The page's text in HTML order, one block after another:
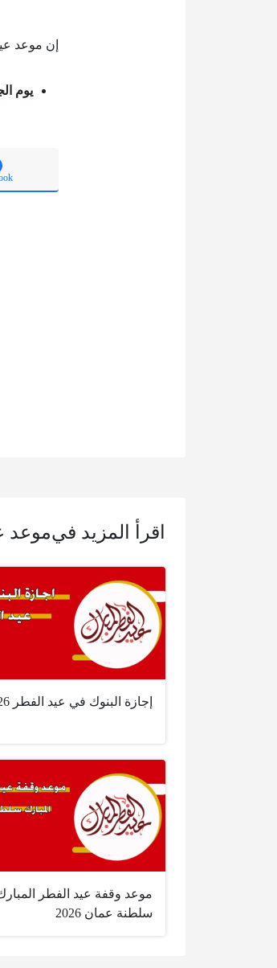
إن موعد
يوم الجمعة 20 مارس/ آذار 2026
اقرأ المزيد فيموعد
إجازة البنوك في عيد الفطر 2026
موعد وقفة عيد الفطر
سلطنة عمان 2026